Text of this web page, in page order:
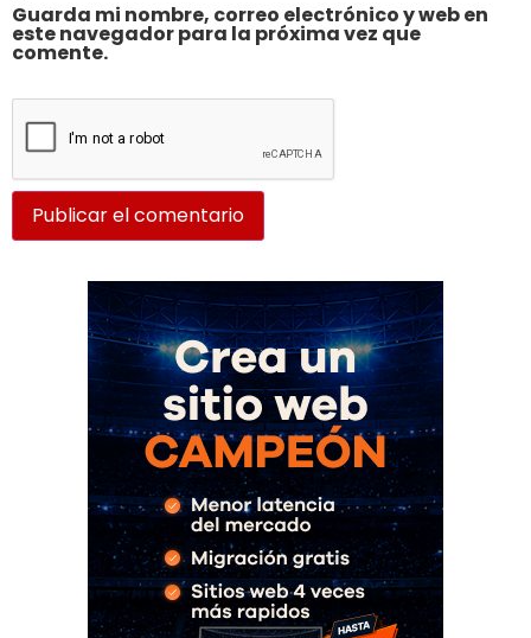
Guarda mi nombre, correo electrónico y web en
este navegador para la próxima vez que
comente.